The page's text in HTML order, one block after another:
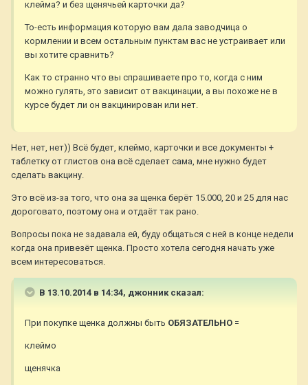
клейма? и без щенячьей карточки да?
То-есть информация которую вам дала заводчица о
кормлении и всем остальным пунктам вас не устраивает или
вы хотите сравнить?
Как то странно что вы спрашиваете про то, когда с ним
можно гулять, это зависит от вакцинации, а вы похоже не в
курсе будет ли он вакцинирован или нет.
Нет, нет, нет)) Всё будет, клеймо, карточки и все документы +
таблетку от глистов она всё сделает сама, мне нужно будет
сделать вакцину.
Это всё из-за того, что она за щенка берёт 15.000, 20 и 25 для нас
дороговато, поэтому она и отдаёт так рано.
Вопросы пока не задавала ей, буду общаться с ней в конце недели
когда она привезёт щенка. Просто хотела сегодня начать уже
всем интересоваться.
В 13.10.2014 в 14:34, джонник сказал:
При покупке щенка должны быть ОБЯЗАТЕЛЬНО =
клеймо
щенячка